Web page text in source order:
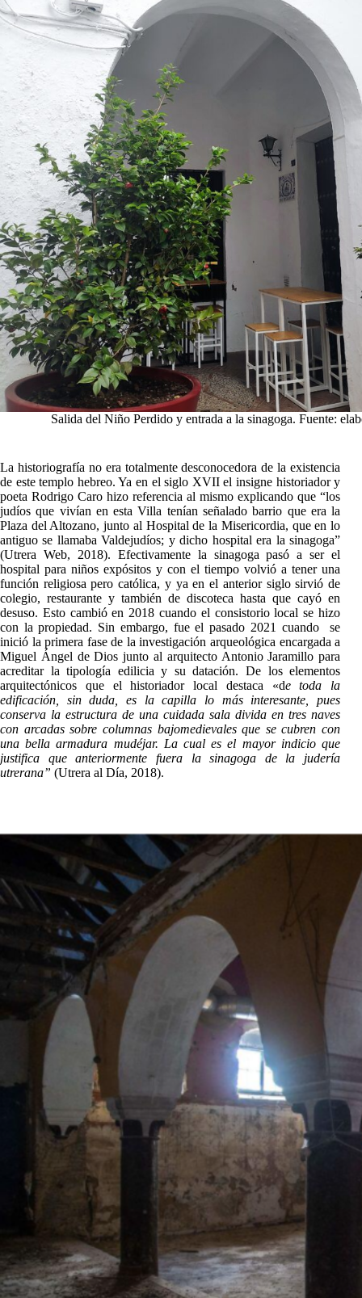
Salida del Niño Perdido y entrada a la sinagoga. Fuente:
La historiografía no era totalmente desconocedora de la existencia
de este templo hebreo. Ya en el siglo XVII el insigne historiador y
poeta Rodrigo Caro hizo referencia al mismo explicando que “los
judíos que vivían en esta Villa tenían señalado barrio que era la
Plaza del Altozano, junto al Hospital de la Misericordia, que en lo
antiguo se llamaba Valdejudíos; y dicho hospital era la sinagoga”
(Utrera Web, 2018). Efectivamente la sinagoga pasó a ser el
hospital para niños expósitos y con el tiempo volvió a tener una
función religiosa pero católica, y ya en el anterior siglo sirvió de
colegio, restaurante y también de discoteca hasta que cayó en
desuso. Esto cambió en 2018 cuando el consistorio local se hizo
con la propiedad. Sin embargo, fue el pasado 2021 cuando se
inició la primera fase de la investigación arqueológica encargada a
Miguel Ángel de Dios junto al arquitecto Antonio Jaramillo para
acreditar la tipología edilicia y su datación. De los elementos
arquitectónicos que el historiador local destaca «de toda la
edificación, sin duda, es la capilla lo más interesante, pues
conserva la estructura de una cuidada sala divida en tres naves
con arcadas sobre columnas bajomedievales que se cubren con
una bella armadura mudéjar. La cual es el mayor indicio que
justifica que anteriormente fuera la sinagoga de la judería
utrerana” (Utrera al Día, 2018).